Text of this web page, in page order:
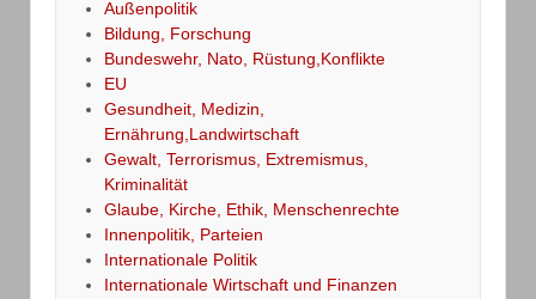
Außenpolitik
Bildung, Forschung
Bundeswehr, Nato, Rüstung,Konflikte
EU
Gesundheit, Medizin,
Ernährung,Landwirtschaft
Gewalt, Terrorismus, Extremismus,
Kriminalität
Glaube, Kirche, Ethik, Menschenrechte
Innenpolitik, Parteien
Internationale Politik
Internationale Wirtschaft und Finanzen